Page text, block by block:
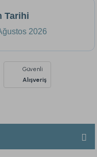
Tarihi
2026
Güvenli
Alışveriş